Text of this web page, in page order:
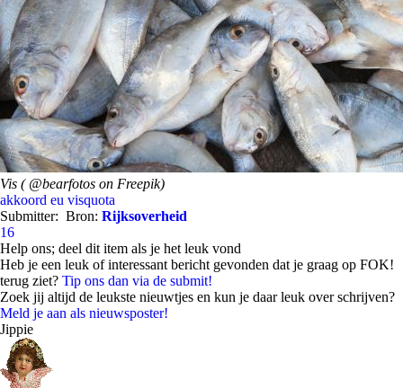
Vis ( @bearfotos on Freepik)
akkoord eu visquota
Submitter: Bron: Rijksoverheid
16
Help ons; deel dit item als je het leuk vond
Heb je een leuk of interessant bericht gevonden dat je graag op FOK!
terug ziet? Tip ons dan via de submit!
Zoek jij altijd de leukste nieuwtjes en kun je daar leuk over schrijven?
Meld je aan als nieuwsposter!
Jippie